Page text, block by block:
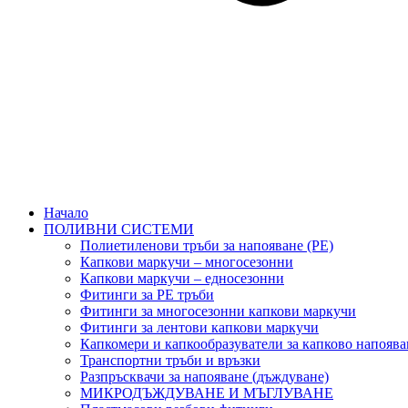
Начало
ПОЛИВНИ СИСТЕМИ
Полиетиленови тръби за напояване (PE)
Капкови маркучи – многосезонни
Капкови маркучи – едносезонни
Фитинги за PE тръби
Фитинги за многосезонни капкови маркучи
Фитинги за лентови капкови маркучи
Капкомери и капкообразуватели за капково
Транспортни тръби и връзки
Разпръсквачи за напояване (дъждуване)
МИКРОДЪЖДУВАНЕ И МЪГЛУВАНЕ